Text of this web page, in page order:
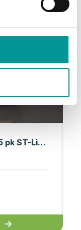
Hybride Benzine
Ford Kuga SUV 2.5 PHEV 225 pk ST-Line LED/ Head-Up/ Adapt.cruise/ Keyless/ Elek.klep/ Stoelverw/ Stuurverw./ Carplay/ Navi/ Climate/ PDC